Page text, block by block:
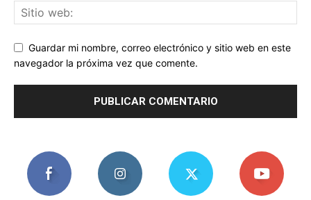
Guardar mi nombre, correo electrónico y sitio web en este
navegador la próxima vez que comente.